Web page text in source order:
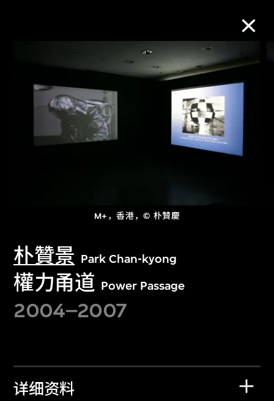
M+，香港，© 朴贊慶
朴贊景 Park Chan-kyong
權力甬道 Power Passage
2004–2007
详细资料
M+藏品
进一步筛选
文化藏品。